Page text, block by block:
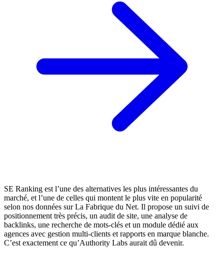
SE Ranking est l’une des alternatives les plus intéressantes du
marché, et l’une de celles qui montent le plus vite en popularité
selon nos données sur La Fabrique du Net. Il propose un suivi de
positionnement très précis, un audit de site, une analyse de
backlinks, une recherche de mots-clés et un module dédié aux
agences avec gestion multi-clients et rapports en marque blanche.
C’est exactement ce qu’Authority Labs aurait dû devenir.